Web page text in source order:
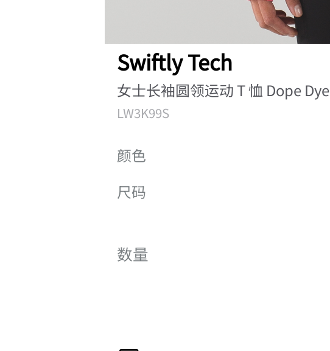
Swiftly Tech
女士长袖圆领运动 T 恤 Dope Dye
LW3K99S
颜色
尺码
数量